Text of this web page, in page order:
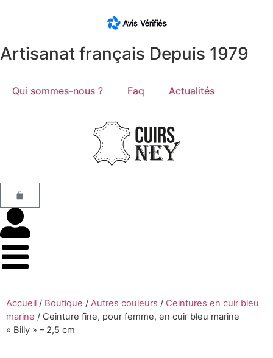
Artisanat français Depuis 1979
Qui sommes-nous ? Faq Actualités
Accueil / Boutique / Autres couleurs / Ceintures en cuir bleu
marine / Ceinture fine, pour femme, en cuir bleu marine
« Billy » – 2,5 cm